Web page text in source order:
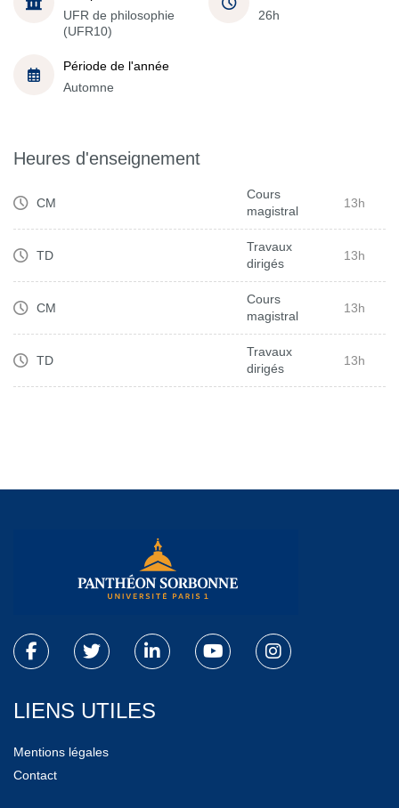
UFR de philosophie
(UFR10)
26h
Période de l'année
Automne
Heures d'enseignement
CM
Cours
magistral
13h
TD
Travaux
dirigés
13h
CM
Cours
magistral
13h
TD
Travaux
dirigés
13h
LIENS UTILES
Mentions légales
Contact